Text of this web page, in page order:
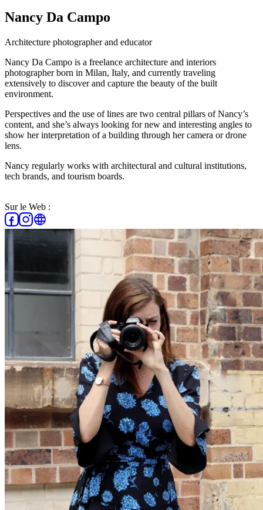
Nancy Da Campo
Architecture photographer and educator
Nancy Da Campo is a freelance architecture and interiors
photographer born in Milan, Italy, and currently traveling
extensively to discover and capture the beauty of the built
environment.
Perspectives and the use of lines are two central pillars of Nancy’s
content, and she’s always looking for new and interesting angles to
show her interpretation of a building through her camera or drone
lens.
Nancy regularly works with architectural and cultural institutions,
tech brands, and tourism boards.
Sur le Web :